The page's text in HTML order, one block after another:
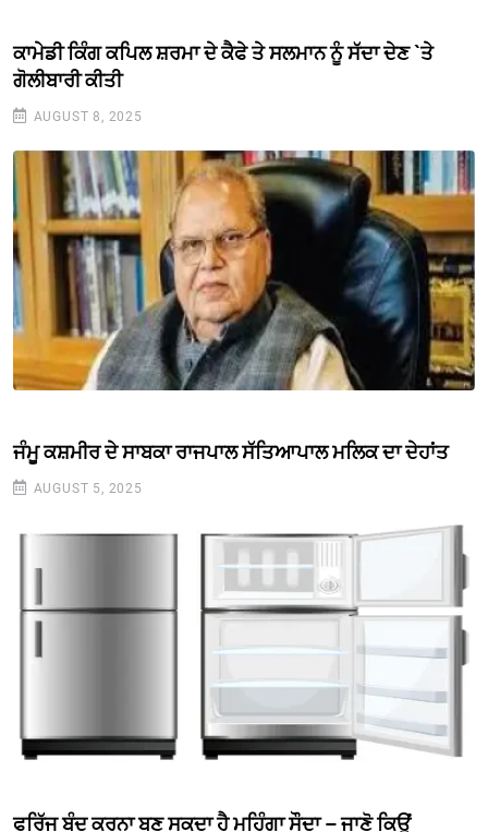
ਕਾਮੇਡੀ ਕਿੰਗ ਕਪਿਲ ਸ਼ਰਮਾ ਦੇ ਕੈਫੇ ਤੇ ਸਲਮਾਨ ਨੂੰ ਸੱਦਾ ਦੇਣ `ਤੇ
ਗੋਲੀਬਾਰੀ ਕੀਤੀ
AUGUST 8, 2025
ਜੰਮੂ ਕਸ਼ਮੀਰ ਦੇ ਸਾਬਕਾ ਰਾਜਪਾਲ ਸੱਤਿਆਪਾਲ ਮਲਿਕ ਦਾ ਦੇਹਾਂਤ
AUGUST 5, 2025
ਫਰਿੱਜ ਬੰਦ ਕਰਨਾ ਬਣ ਸਕਦਾ ਹੈ ਮਹਿੰਗਾ ਸੌਦਾ – ਜਾਣੋ ਕਿਉਂ